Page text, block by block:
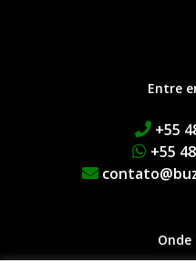
Entre
+55
+55